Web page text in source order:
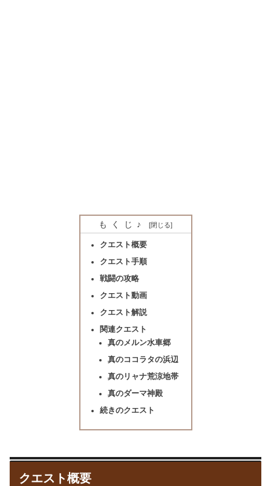
もくじ♪
クエスト概要
クエスト手順
戦闘の攻略
クエスト動画
クエスト解説
関連クエスト
真のメルン水車郷
真のココラタの浜辺
真のリャナ荒涼地帯
真のダーマ神殿
続きのクエスト
クエスト概要